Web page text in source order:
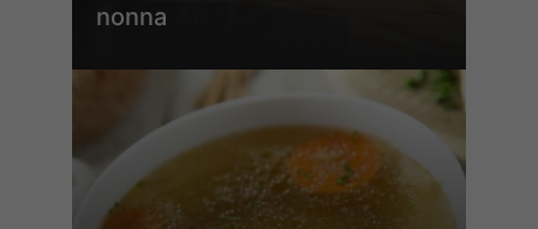
nonna